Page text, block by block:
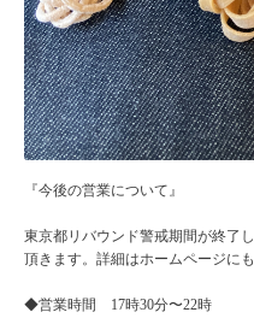
『今後の営業について』
東京都リバウンド警戒期間が終了
頂きます。詳細はホームページに
◆営業時間 17時30分〜22時